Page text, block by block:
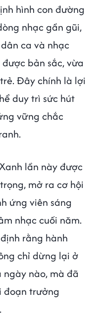
hình con đường
nhạc gần gũi,
ca và nhạc
bản sắc, vừa
Đây chính là lợi
duy trì sức hút
vững chắc
lần này được
mở ra cơ hội
ứng viên sáng
nhạc cuối năm.
rằng hành
chỉ dừng lại ở
nào, mà đã
đoạn trưởng